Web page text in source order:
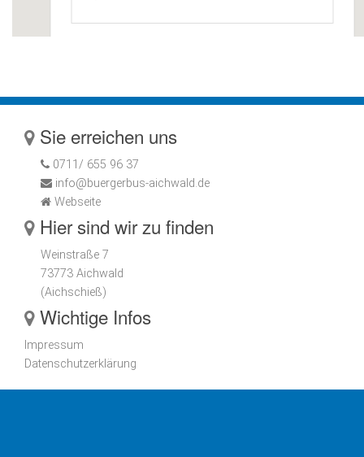
Sie erreichen uns
0711/ 655 96 37
info@buergerbus-aichwald.de
Webseite
Hier sind wir zu finden
Weinstraße 7
73773 Aichwald
(Aichschieß)
Wichtige Infos
Impressum
Datenschutzerklärung